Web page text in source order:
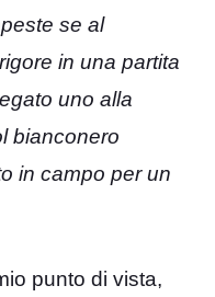
se al
in una partita
uno alla
bianconero
in campo per un
punto di vista,